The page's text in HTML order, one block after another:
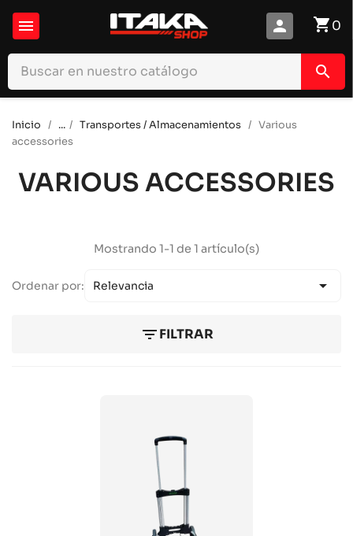
 shopping_cart0
person
search
Inicio ... Transportes / Almacenamientos
Various
accessories
VARIOUS ACCESSORIES
Mostrando 1-1 de 1 artículo(s)
Ordenar por: Relevancia 
filter_listFILTRAR